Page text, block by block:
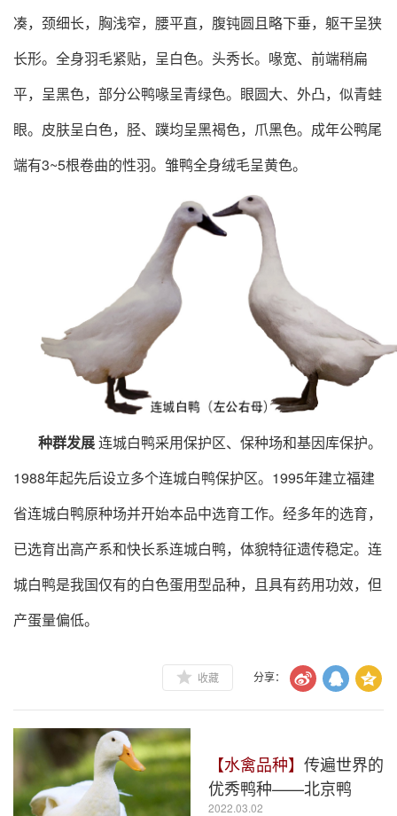
凑，颈细长，胸浅窄，腰平直，腹钝圆且略下垂，躯干呈狭
长形。全身羽毛紧贴，呈白色。头秀长。喙宽、前端稍扁
平，呈黑色，部分公鸭喙呈青绿色。眼圆大、外凸，似青蛙
眼。皮肤呈白色，胫、蹼均呈黑褐色，爪黑色。成年公鸭尾
端有3~5根卷曲的性羽。雏鸭全身绒毛呈黄色。
种群发展连城白鸭采用保护区、保种场和基因库保护。
1988年起先后设立多个连城白鸭保护区。1995年建立福建
省连城白鸭原种场并开始本品中选育工作。经多年的选育，
已选育出高产系和快长系连城白鸭，体貌特征遗传稳定。连
城白鸭是我国仅有的白色蛋用型品种，且具有药用功效，但
产蛋量偏低。
收藏 分享：
【水禽品种】 传遍世界的
优秀鸭种——北京鸭
2022.03.02